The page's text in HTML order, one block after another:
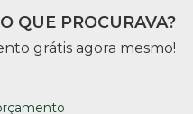
QUE PROCURAVA?
grátis agora mesmo!